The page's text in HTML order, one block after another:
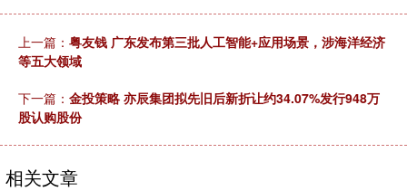
上一篇： 粤友钱 广东发布第三批人工智能+应用场景，涉海洋经济
等五大领域
下一篇： 金投策略 亦辰集团拟先旧后新折让约34.07%发行948万
股认购股份
相关文章